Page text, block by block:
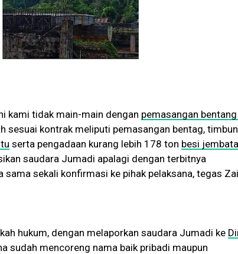
kami tidak main-main dengan pemasangan
sesuai kontrak meliputi pemasangan bentag,
serta pengadaan kurang lebih 178 ton besi
saudara Jumadi apalagi dengan terbitnya
sama sekali konfirmasi ke pihak pelaksana, tegas
hukum, dengan melaporkan saudara Jumadi ke
sudah mencoreng nama baik pribadi maupun